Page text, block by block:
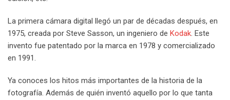
La primera cámara digital llegó un par de décadas después, en
1975, creada por Steve Sasson, un ingeniero de Kodak. Este
invento fue patentado por la marca en 1978 y comercializado
en 1991.
Ya conoces los hitos más importantes de la historia de la
fotografía. Además de quién inventó aquello por lo que tanta